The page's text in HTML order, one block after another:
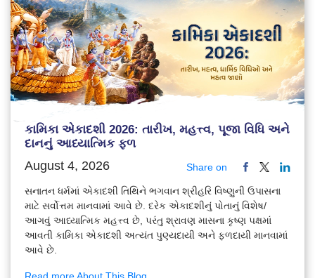
કામિકા એકાદશી 2026: તારીખ, મહત્ત્વ, પૂજા વિધિ અને
દાનનું આધ્યાત્મિક ફળ
August 4, 2026 Share on
સનાતન ધર્મમાં એકાદશી તિથિને ભગવાન શ્રીહરિ વિષ્ણુની ઉપાસના
માટે સર્વોત્તમ માનવામાં આવે છે. દરેક એકાદશીનું પોતાનું વિશેષ/
આગવું આધ્યાત્મિક મહત્ત્વ છે, પરંતુ શ્રાવણ માસના કૃષ્ણ પક્ષમાં
આવતી કામિકા એકાદશી અત્યંત પુણ્યદાયી અને ફળદાયી માનવામાં
આવે છે.